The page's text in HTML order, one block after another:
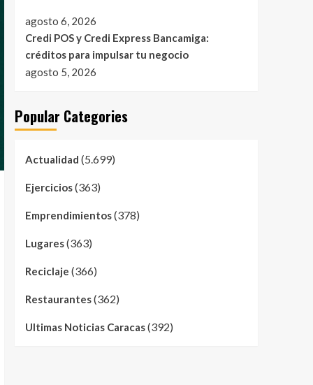
agosto 6, 2026
Credi POS y Credi Express Bancamiga:
créditos para impulsar tu negocio
agosto 5, 2026
Popular Categories
Actualidad (5.699)
Ejercicios(363)
Emprendimientos(378)
Lugares(363)
Reciclaje (366)
Restaurantes(362)
Ultimas Noticias Caracas(392)